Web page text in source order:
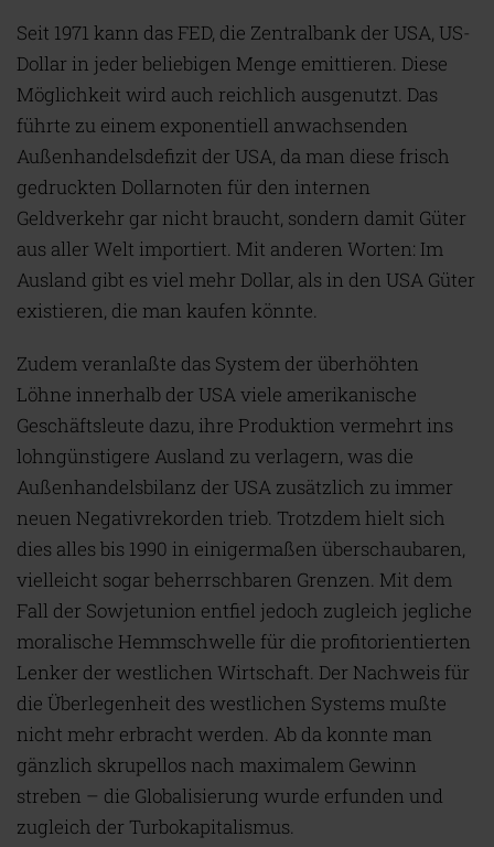
Seit 1971 kann das FED, die Zentralbank der USA, US-
Dollar in jeder beliebigen Menge emittieren. Diese
Möglichkeit wird auch reichlich ausgenutzt. Das
führte zu einem exponentiell anwachsenden
Außenhandelsdefizit der USA, da man diese frisch
gedruckten Dollarnoten für den internen
Geldverkehr gar nicht braucht, sondern damit Güter
aus aller Welt importiert. Mit anderen Worten: Im
Ausland gibt es viel mehr Dollar, als in den USA Güter
existieren, die man kaufen könnte.
Zudem veranlaßte das System der überhöhten
Löhne innerhalb der USA viele amerikanische
Geschäftsleute dazu, ihre Produktion vermehrt ins
lohngünstigere Ausland zu verlagern, was die
Außenhandelsbilanz der USA zusätzlich zu immer
neuen Negativrekorden trieb. Trotzdem hielt sich
dies alles bis 1990 in einigermaßen überschaubaren,
vielleicht sogar beherrschbaren Grenzen. Mit dem
Fall der Sowjetunion entfiel jedoch zugleich jegliche
moralische Hemmschwelle für die profitorientierten
Lenker der westlichen Wirtschaft. Der Nachweis für
die Überlegenheit des westlichen Systems mußte
nicht mehr erbracht werden. Ab da konnte man
gänzlich skrupellos nach maximalem Gewinn
streben – die Globalisierung wurde erfunden und
zugleich der Turbokapitalismus.